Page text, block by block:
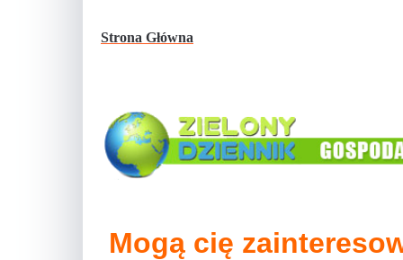
Strona Główna
Mogą cię